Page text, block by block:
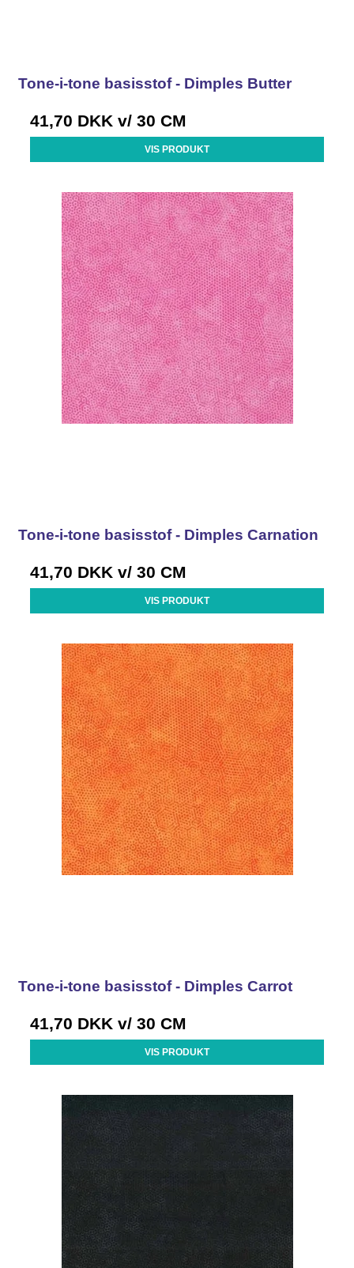
Tone-i-tone basisstof - Dimples Butter
41,70 DKK v/ 30 CM
VIS PRODUKT
Tone-i-tone basisstof - Dimples Carnation
41,70 DKK v/ 30 CM
VIS PRODUKT
Tone-i-tone basisstof - Dimples Carrot
41,70 DKK v/ 30 CM
VIS PRODUKT